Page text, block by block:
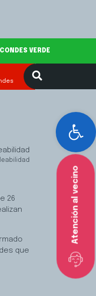
VERDE
Atención al vecino
26
que